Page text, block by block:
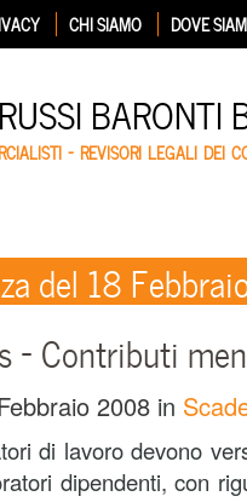
CHI SIAMO DOVE
BARONTI
– REVISORI LEGALI DEI
del 18
– Contributi
2008 in
di lavoro devono
dipendenti, con